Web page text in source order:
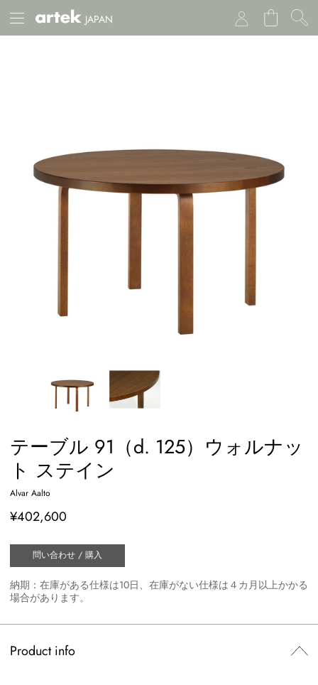
JAPAN
テーブル 91（d. 125）ウォルナッ
ト ステイン
Alvar Aalto
¥402,600
問い合わせ / 購入
納期：在庫がある仕様は10日、在庫がない仕様は４カ月以上かかる
場合があります。
Product info